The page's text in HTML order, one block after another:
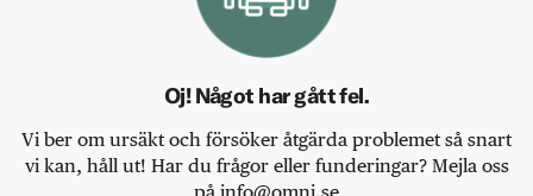
Oj! Något har gått fel.
Vi ber om ursäkt och försöker åtgärda problemet så snart
vi kan, håll ut! Har du frågor eller funderingar? Mejla oss